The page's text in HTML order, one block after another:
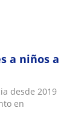
a niños a
desde 2019
en